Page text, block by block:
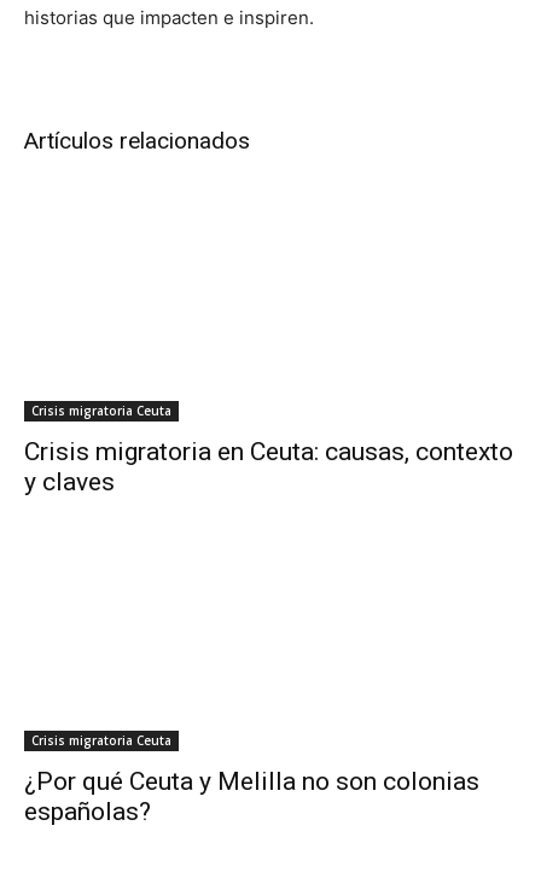
historias que impacten e inspiren.
Artículos relacionados
Crisis migratoria Ceuta
Crisis migratoria en Ceuta: causas, contexto
y claves
Crisis migratoria Ceuta
¿Por qué Ceuta y Melilla no son colonias
españolas?